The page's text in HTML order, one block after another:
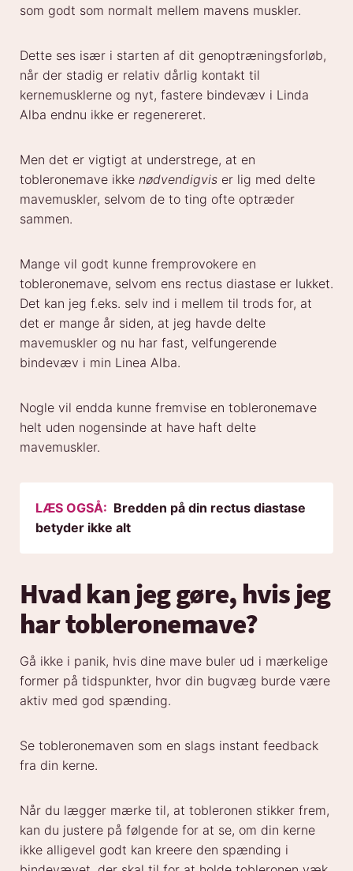
som godt som normalt mellem mavens muskler.
Dette ses især i starten af dit genoptræningsforløb,
når der stadig er relativ dårlig kontakt til
kernemusklerne og nyt, fastere bindevæv i Linda
Alba endnu ikke er regenereret.
Men det er vigtigt at understrege, at en
tobleronemave ikke nødvendigvis er lig med delte
mavemuskler, selvom de to ting ofte optræder
sammen.
Mange vil godt kunne fremprovokere en
tobleronemave, selvom ens rectus diastase er lukket.
Det kan jeg f.eks. selv ind i mellem til trods for, at
det er mange år siden, at jeg havde delte
mavemuskler og nu har fast, velfungerende
bindevæv i min Linea Alba.
Nogle vil endda kunne fremvise en tobleronemave
helt uden nogensinde at have haft delte
mavemuskler.
LÆS OGSÅ: Bredden på din rectus diastase
betyder ikke alt
Hvad kan jeg gøre, hvis jeg
har tobleronemave?
Gå ikke i panik, hvis dine mave buler ud i mærkelige
former på tidspunkter, hvor din bugvæg burde være
aktiv med god spænding.
Se tobleronemaven som en slags instant feedback
fra din kerne.
Når du lægger mærke til, at tobleronen stikker frem,
kan du justere på følgende for at se, om din kerne
ikke alligevel godt kan kreere den spænding i